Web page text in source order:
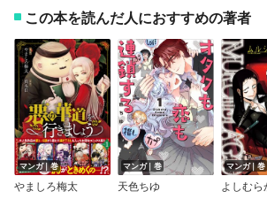
この本を読んだ人におすすめの著者
マンガ｜巻
やましろ梅太
マンガ｜巻
天色ちゆ
マンガ｜巻
よしむら